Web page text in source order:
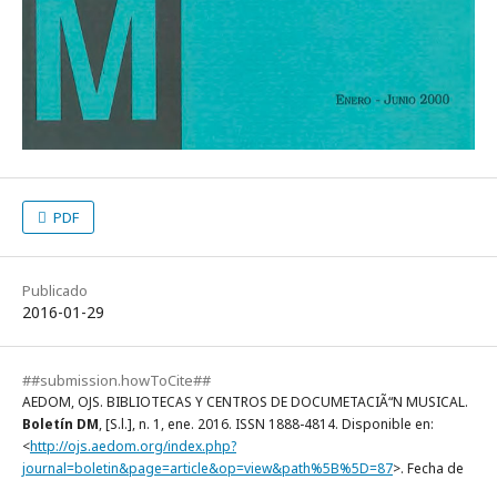
PDF
Publicado
2016-01-29
##submission.howToCite##
AEDOM, OJS. BIBLIOTECAS Y CENTROS DE DOCUMETACIÃ“N MUSICAL.
Boletín DM, [S.l.], n. 1, ene. 2016. ISSN 1888-4814. Disponible en:
<http://ojs.aedom.org/index.php?
journal=boletin&page=article&op=view&path%5B%5D=87>. Fecha de